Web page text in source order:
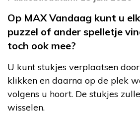
Op MAX Vandaag kunt u
puzzel of ander spelletje
toch ook mee?
U kunt stukjes verplaatsen
klikken en daarna op de plek
volgens u hoort. De stukjes
wisselen.